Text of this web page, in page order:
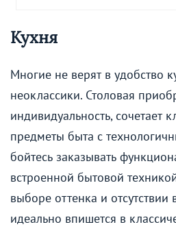
Кухня
Многие не верят в удобство
неоклассики. Столовая
индивидуальность, сочетает
предметы быта с
бойтесь заказывать
встроенной бытовой
выборе оттенка и отсутствии
идеально впишется в